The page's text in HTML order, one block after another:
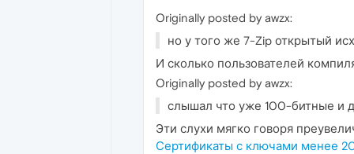
Originally posted by awzx:
но у того же 7-Zip открытый
И сколько пользователей
Originally posted by awzx:
слышал что уже 100-битные и
Эти слухи мягко говоря
Сертификаты с ключами менее